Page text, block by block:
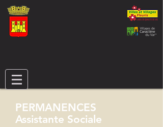
PERMANENCES
Assistante Sociale